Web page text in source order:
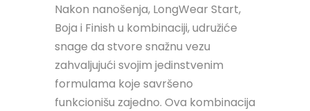
Nakon nanošenja, LongWear Start,
Boja i Finish u kombinaciji, udružiće
snage da stvore snažnu vezu
zahvaljujući svojim jedinstvenim
formulama koje savršeno
funkcionišu zajedno. Ova kombinacija